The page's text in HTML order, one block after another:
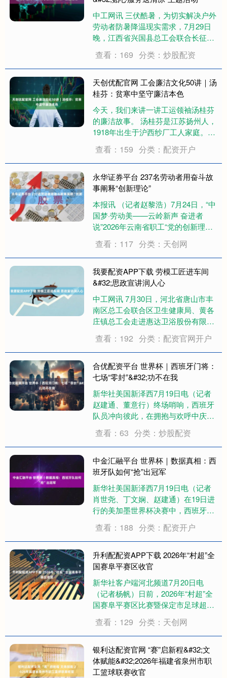
中工网讯 三伏酷暑，为切实解决户外
劳动者防暑降温现实需求，7月29日
晚，江西省兴国县总工会联合长征社
贴心服务送清凉”主题活动，为外卖骑
手、环卫工人等新就业形态劳动者和
辖区居民送去清凉与关怀。 活动现
场，工作....
查看：169 分类：炒股配资
天创优配官网 工会廉洁文化50讲｜汤
桂芬：贫寒中坚守廉洁本色
今天，我们来讲一讲工运领袖汤桂芬
的廉洁故事。 汤桂芬是江苏扬州人，
1918年出生于沪西纱厂工人家庭。
棉五厂、十四厂、统益纱厂、永安三
厂、大康纱厂、同兴军服厂做工。
1940年10月，她在统益纱厂加入中国
共产....
查看：159 分类：配资开户
永华证券平台 237名劳动者用奋斗故
事阐释“创新理论”
本报讯 （记者赵黎浩）7月24日，“中
国梦·劳动美——云岭新声 奋进者
说”2026年云南省职工“党的创新理论
篇”宣讲比赛作品交流展示活动在昆明
医科大学呈贡校区举行。活动以赛促
学、以赛促宣，引导全省职工深学
细....
查看：117 分类：天创网
我要配资APP下载 劳模工匠进车间
&#32;思政宣讲润人心
中工网讯 7月30日，河北省唐山市丰
南区总工会联合区卫生健康局、黄各
庄镇总工会走进惠达卫浴股份有限公
司八分厂四号陶瓷生产线，开展“中国
工人大思政课·丰南工宣讲”系列活
动，企业50余名一线职工现场聆听榜
样奋斗故事。 本次活动邀请市级工匠
人才培....
查看：192 分类：配资官网开户
合优配资平台 世界杯｜西班牙门将：
七场“零封”&#32;功不在我
新华社美国新泽西7月19日电（记者
赵建通、董意行）终场哨响，西班牙
队员冲向彼此，在拥抱与欢呼中庆祝
杯。西班牙门将乌奈·西蒙同时获
得“金手套”奖，却并不激动，他表示
功劳在全队。 “我还在努力消化这一
切。”他在....
查看：63 分类：炒股配资
中金汇融平台 世界杯｜数据真相：西
班牙队如何“抢”出冠军
新华社美国新泽西7月19日电（记者
肖世尧、丁文娴、赵建通）在19日进
行的美加墨世界杯决赛中，西班牙队
第二次捧起大力神杯。 比分仅有一球
之差，但比赛场面却呈现出西班牙队
全方位的压制。西班牙队此役完成20
次射....
查看：188 分类：配资开户
升利配配资APP下载 2026年“村超”全
国赛阜平赛区收官
新华社客户端河北频道7月20日电
（记者杨帆）日前，2026年“村超”全
国赛阜平赛区比赛暨保定市足球超级
赛事开幕式主题为“从胜利走向新的胜
利”，闭幕式主题为“我们过上了好日
子”，自5月23日开幕以来，吸引保
定....
查看：129 分类：天创网
银利达配资官网 “赛”启新程&#32;文
体赋能&#32;2026年福建省泉州市职
工篮球联赛收官